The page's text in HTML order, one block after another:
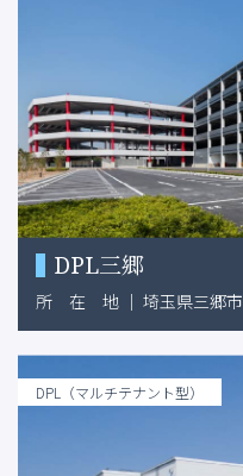
DPL三郷
所 在 地 ｜ 埼玉県三郷市
DPL（マルチテナント型）